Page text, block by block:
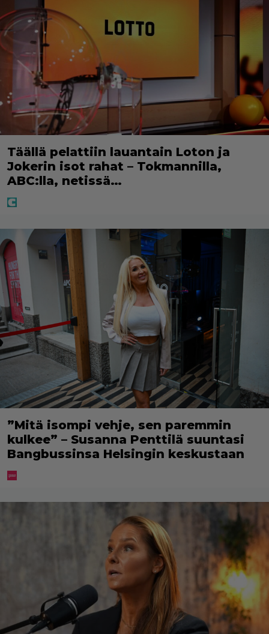
Täällä pelattiin lauantain Loton ja
Jokerin isot rahat – Tokmannilla,
ABC:lla, netissä…
”Mitä isompi vehje, sen paremmin
kulkee” – Susanna Penttilä suuntasi
Bangbussinsa Helsingin keskustaan